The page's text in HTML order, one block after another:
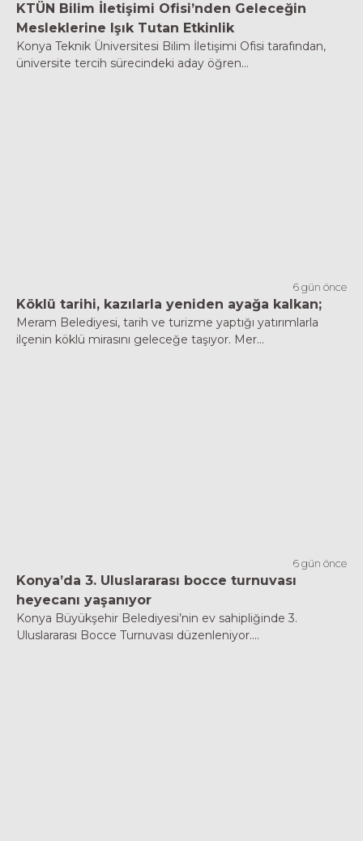
KTÜN Bilim İletişimi Ofisi’nden Geleceğin
Mesleklerine Işık Tutan Etkinlik
Konya Teknik Üniversitesi Bilim İletişimi Ofisi tarafından,
üniversite tercih sürecindeki aday öğren...
6 gün önce
Köklü tarihi, kazılarla yeniden ayağa kalkan;
Meram Belediyesi, tarih ve turizme yaptığı yatırımlarla
ilçenin köklü mirasını geleceğe taşıyor. Mer...
6 gün önce
Konya’da 3. Uluslararası bocce turnuvası
heyecanı yaşanıyor
Konya Büyükşehir Belediyesi’nin ev sahipliğinde 3.
Uluslararası Bocce Turnuvası düzenleniyor....